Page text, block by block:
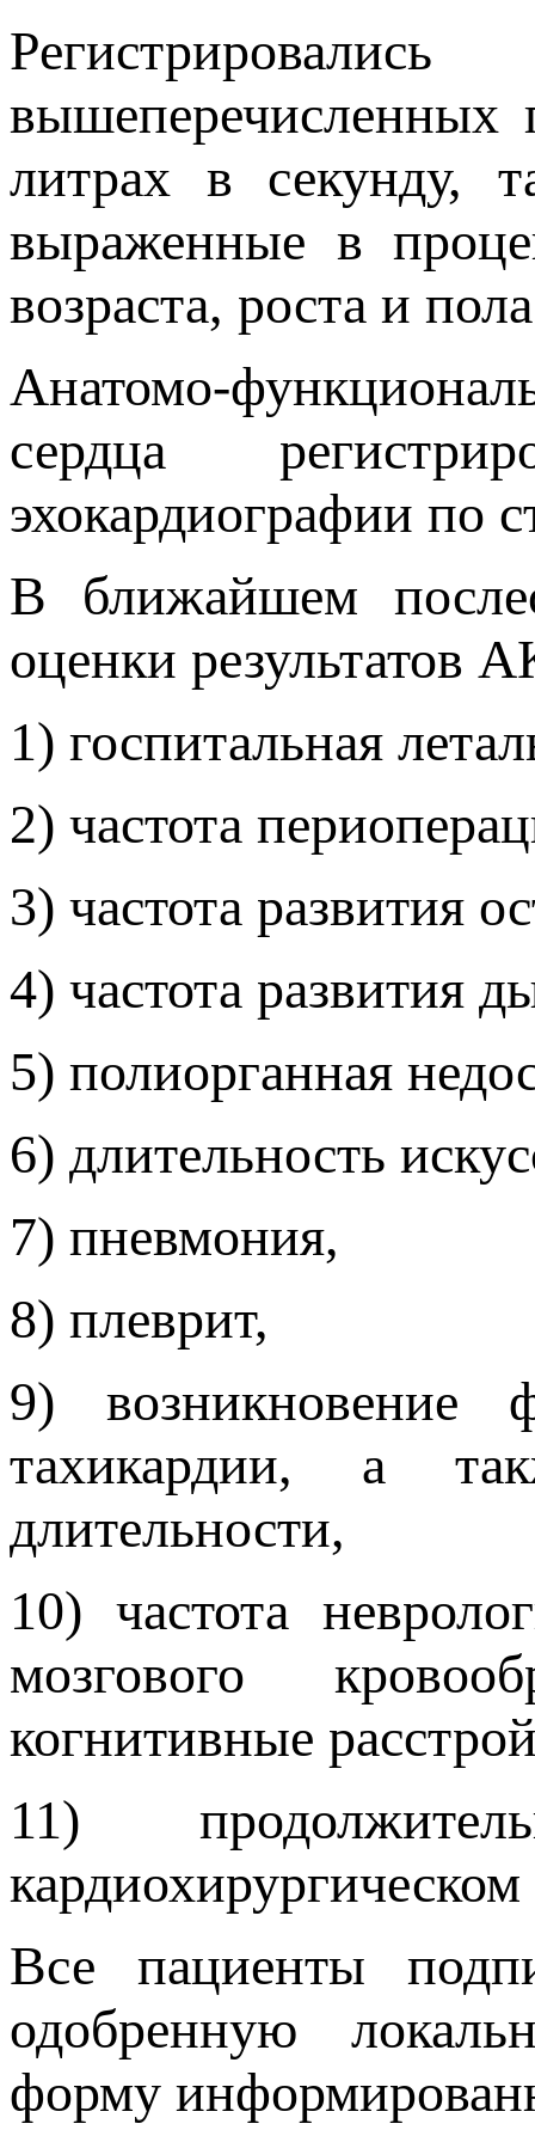
вышеперечисленных
литрах в секунду,
выраженные в
возраста, роста и
Анатомо-
сердца
эхокардиографии по
В ближайшем
оценки результатов
1) госпитальная
2) частота
3) частота развития
4) частота развития
5) полиорганная
6) длительность
7) пневмония,
8) плеврит,
9) возникновение
тахикардии, а
длительности,
10) частота
мозгового
когнитивные
11)
Все пациенты
одобренную
форму